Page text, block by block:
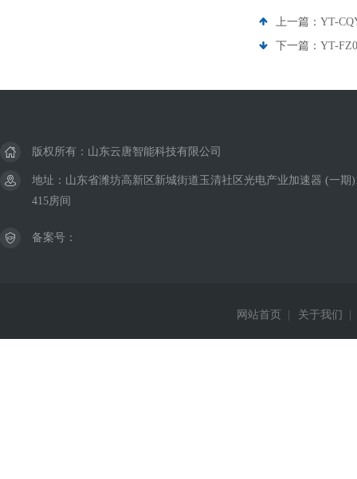
上一篇： YT-
下一篇： YT-
版权所有：山东云唐智能科技有限公司
地址：山东省潍坊高新区新城街道玉清社区光电产业加速器 (一期
415房间
备案号：
网站首页 关于我们